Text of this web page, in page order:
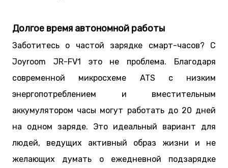
Долгое время автономной работы
Заботитесь о частой зарядке смарт-часов? С
Joyroom JR-FV1 это не проблема. Благодаря
современной микросхеме ATS с низким
энергопотреблением и вместительным
аккумулятором часы могут работать до 20 дней
на одном заряде. Это идеальный вариант для
людей, ведущих активный образ жизни и не
желающих думать о ежедневной подзарядке